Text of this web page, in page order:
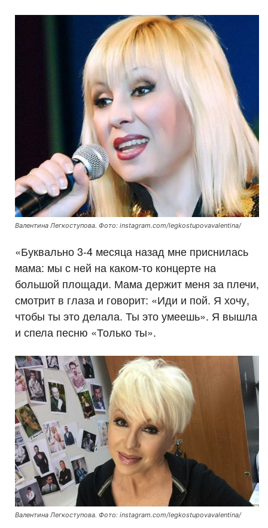
Валентина Легкоступова. Фото: instagram.com/legkostupovavalentina/
«Буквально 3-4 месяца назад мне приснилась
мама: мы с ней на каком-то концерте на
большой площади. Мама держит меня за плечи,
смотрит в глаза и говорит: «Иди и пой. Я хочу,
чтобы ты это делала. Ты это умеешь». Я вышла
и спела песню «Только ты».
Валентина Легкоступова. Фото: instagram.com/legkostupovavalentina/